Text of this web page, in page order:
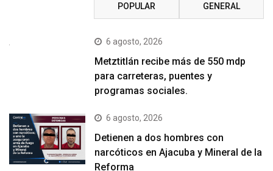
POPULAR GENERAL
6 agosto, 2026
Metztitlán recibe más de 550 mdp
para carreteras, puentes y
programas sociales.
6 agosto, 2026
Detienen a dos hombres con
narcóticos en Ajacuba y Mineral de la
Reforma